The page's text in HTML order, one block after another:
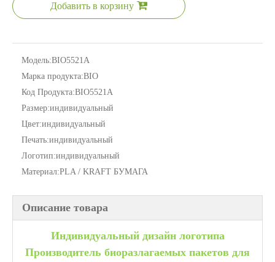
Добавить в корзину
Модель:BIO5521A
Марка продукта:BIO
Код Продукта:BIO5521A
Размер:индивидуальный
Цвет:индивидуальный
Печать:индивидуальный
Логотип:индивидуальный
Материал:PLA / KRAFT БУМАГА
Описание товара
Индивидуальный дизайн логотипа
Производитель биоразлагаемых пакетов для